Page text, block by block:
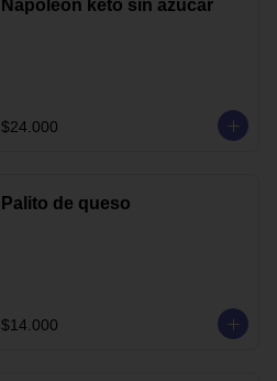
Napoleón keto sin azúcar
$24.000
Palito de queso
$14.000